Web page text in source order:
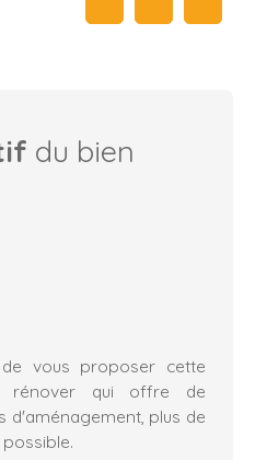
du bien
vous proposer cette
rénover qui offre de
d'aménagement, plus de